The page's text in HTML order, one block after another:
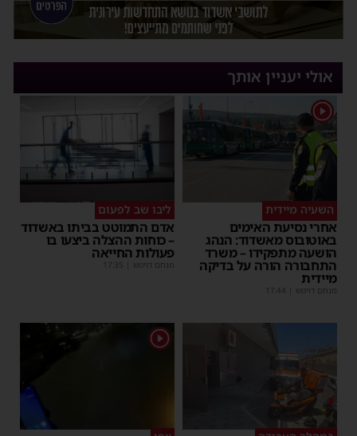
אולי יעניין אותך
1
השעיה מיידית
אחרי נסיעת האימים
באוטובוס מאשדוד: הנהג
הושעה מתפקידו – משרד
התחבורה הורה על בדיקה
מיידית
מנחם דויטש 17:44
ליבו שב לפעום
אדם התמוטט בביתו באשדוד
– כוחות ההצלה ביצעו בו
פעולות החייאה
מנחם דויטש 17:35
1